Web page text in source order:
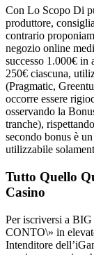
Con Lo Scopo Di
produttore,
contrario
negozio online
successo 1.000€ in
250€ ciascuna,
(Pragmatic,
occorre essere
osservando la
tranche),
secondo bonus è
utilizzabile
Tutto Quello
Casino
Per iscriversi a
CONTO\» in
Intenditore